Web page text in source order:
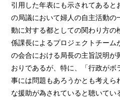
引用した年表にも示されてある
の局議において婦人の自主活動の
動に対する都としての関わり方の
係課長によるプロジェクトチーム
の会合における局長の主旨説明が
おりであるが、特に、「行政がボ
事には問題もあろうかとも考えら
な援助が為されていると聴いて